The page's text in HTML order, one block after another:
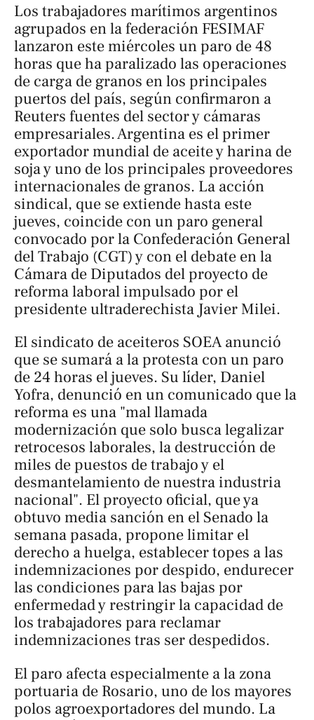
Los trabajadores marítimos argentinos
agrupados en la federación FESIMAF
lanzaron este miércoles un paro de 48
horas que ha paralizado las operaciones
de carga de granos en los principales
puertos del país, según confirmaron a
Reuters fuentes del sector y cámaras
empresariales. Argentina es el primer
exportador mundial de aceite y harina de
soja y uno de los principales proveedores
internacionales de granos. La acción
sindical, que se extiende hasta este
jueves, coincide con un paro general
convocado por la Confederación General
del Trabajo (CGT) y con el debate en la
Cámara de Diputados del proyecto de
reforma laboral impulsado por el
presidente ultraderechista Javier Milei.
El sindicato de aceiteros SOEA anunció
que se sumará a la protesta con un paro
de 24 horas el jueves. Su líder, Daniel
Yofra, denunció en un comunicado que la
reforma es una "mal llamada
modernización que solo busca legalizar
retrocesos laborales, la destrucción de
miles de puestos de trabajo y el
desmantelamiento de nuestra industria
nacional". El proyecto oficial, que ya
obtuvo media sanción en el Senado la
semana pasada, propone limitar el
derecho a huelga, establecer topes a las
indemnizaciones por despido, endurecer
las condiciones para las bajas por
enfermedad y restringir la capacidad de
los trabajadores para reclamar
indemnizaciones tras ser despedidos.
El paro afecta especialmente a la zona
portuaria de Rosario, uno de los mayores
polos agroexportadores del mundo. La